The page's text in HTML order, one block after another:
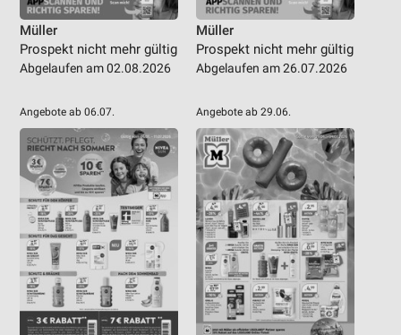
Müller
Prospekt nicht mehr gültig
Abgelaufen am 02.08.2026
Müller
Prospekt nicht mehr gültig
Abgelaufen am 26.07.2026
Angebote ab 06.07. Angebote ab 29.06.